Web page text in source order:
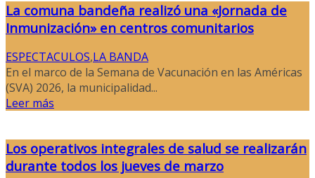
La comuna bandeña realizó una «Jornada de
Inmunización» en centros comunitarios
ESPECTACULOS,LA BANDA
En el marco de la Semana de Vacunación en las Américas
(SVA) 2026, la municipalidad...
Leer más
Los operativos integrales de salud se realizarán
durante todos los jueves de marzo